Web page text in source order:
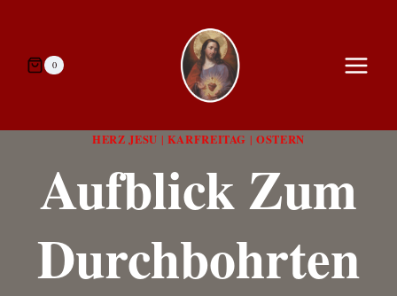
springen0
HERZ JESU | KARFREITAG | OSTERN
Aufblick Zum
Durchbohrten